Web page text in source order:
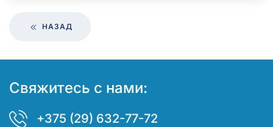
НАЗАД
Свяжитесь с нами:
+375 (29) 632-77-72